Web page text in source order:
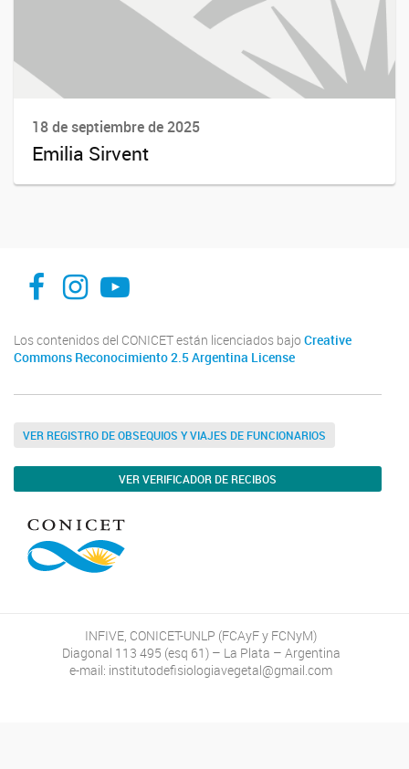
18 de septiembre de 2025
Emilia Sirvent
INFIVE La Plata Instituto de Fisiología Vegetal, La Plata
Los contenidos del CONICET están licenciados bajo Creative
Commons Reconocimiento 2.5 Argentina License
VER REGISTRO DE OBSEQUIOS Y VIAJES DE FUNCIONARIOS
VER VERIFICADOR DE RECIBOS
INFIVE, CONICET-UNLP (FCAyF y FCNyM)
Diagonal 113 495 (esq 61) – La Plata – Argentina
e-mail: institutodefisiologiavegetal@gmail.com